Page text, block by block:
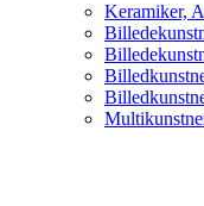
Keramiker,